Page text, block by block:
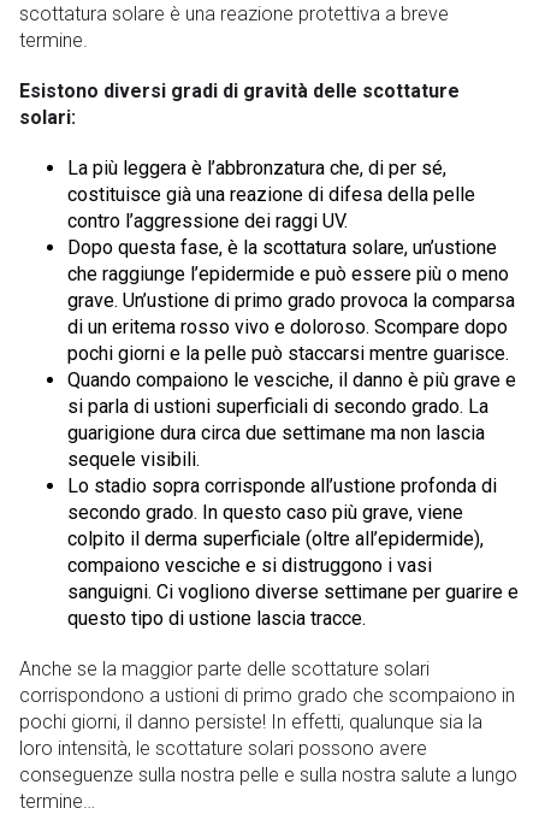
scottatura solare è una reazione protettiva a breve
termine.
Esistono diversi gradi di gravità delle scottature
solari:
La più leggera è l’abbronzatura che, di per sé,
costituisce già una reazione di difesa della pelle
contro l’aggressione dei raggi UV.
Dopo questa fase, è la scottatura solare, un’ustione
che raggiunge l’epidermide e può essere più o meno
grave. Un’ustione di primo grado provoca la comparsa
di un eritema rosso vivo e doloroso. Scompare dopo
pochi giorni e la pelle può staccarsi mentre guarisce.
Quando compaiono le vesciche, il danno è più grave e
si parla di ustioni superficiali di secondo grado. La
guarigione dura circa due settimane ma non lascia
sequele visibili.
Lo stadio sopra corrisponde all’ustione profonda di
secondo grado. In questo caso più grave, viene
colpito il derma superficiale (oltre all’epidermide),
compaiono vesciche e si distruggono i vasi
sanguigni. Ci vogliono diverse settimane per guarire e
questo tipo di ustione lascia tracce.
Anche se la maggior parte delle scottature solari
corrispondono a ustioni di primo grado che scompaiono in
pochi giorni, il danno persiste! In effetti, qualunque sia la
loro intensità, le scottature solari possono avere
conseguenze sulla nostra pelle e sulla nostra salute a lungo
termine…